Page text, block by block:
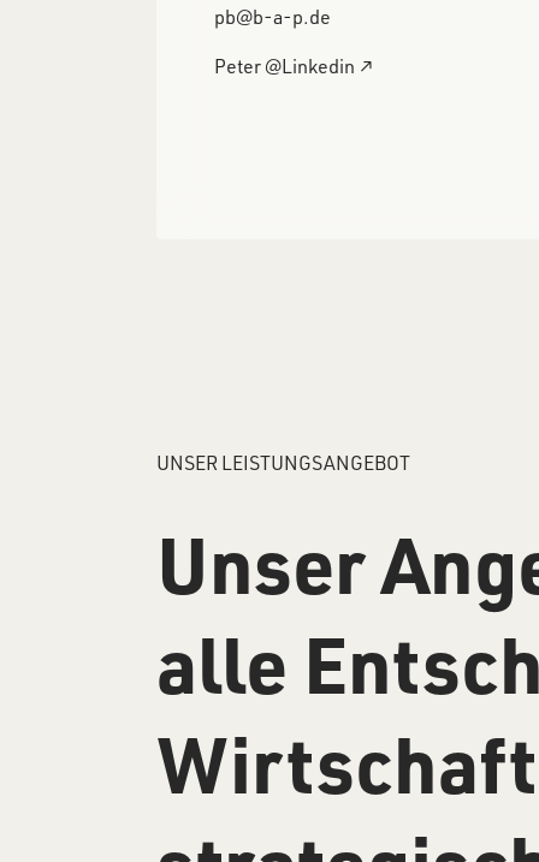
pb@b-a-p.de
Peter @Linkedin ↗
UNSER LEISTUNGSANGEBOT
Unser
alle